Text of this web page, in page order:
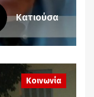
Κατιούσα
Κοινωνία